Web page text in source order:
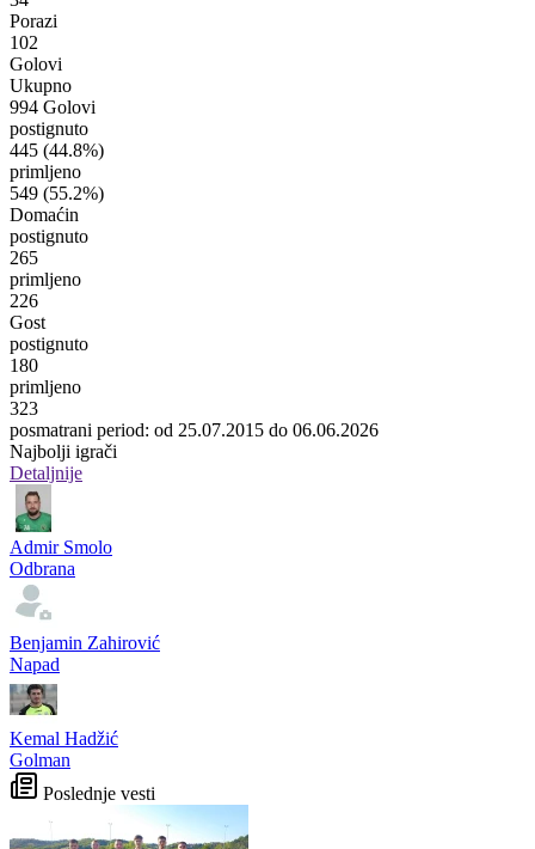
Porazi
102
Golovi
Ukupno
994 Golovi
postignuto
445 (44.8%)
primljeno
549 (55.2%)
Domaćin
postignuto
265
primljeno
226
Gost
postignuto
180
primljeno
323
posmatrani period: od 25.07.2015 do 06.06.2026
Najbolji igrači
Detaljnije
Admir Smolo
Odbrana
Benjamin Zahirović
Napad
Kemal Hadžić
Golman
Poslednje vesti